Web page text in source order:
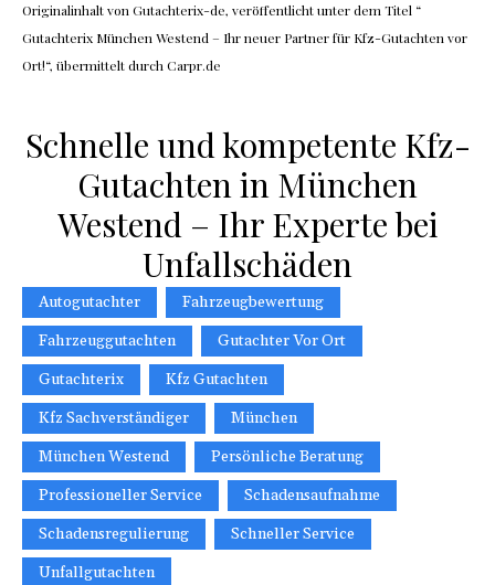
Originalinhalt von Gutachterix-de, veröffentlicht unter dem Titel “
Gutachterix München Westend – Ihr neuer Partner für Kfz-Gutachten vor
Ort!“, übermittelt durch Carpr.de
Schnelle und kompetente Kfz-
Gutachten in München
Westend – Ihr Experte bei
Unfallschäden
Autogutachter
Fahrzeugbewertung
Fahrzeuggutachten
Gutachter Vor Ort
Gutachterix
Kfz Gutachten
Kfz Sachverständiger
München
München Westend
Persönliche Beratung
Professioneller Service
Schadensaufnahme
Schadensregulierung
Schneller Service
Unfallgutachten